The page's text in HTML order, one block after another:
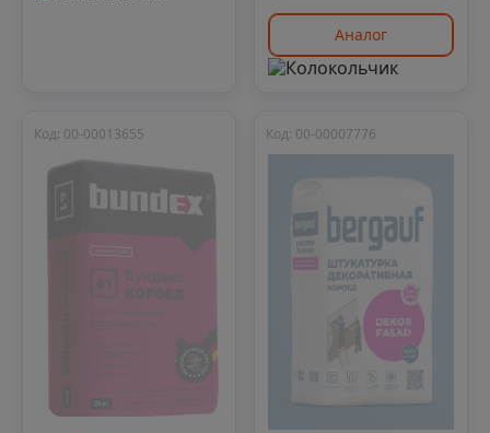
Аналог
Код: 00-00013655 Код: 00-00007776